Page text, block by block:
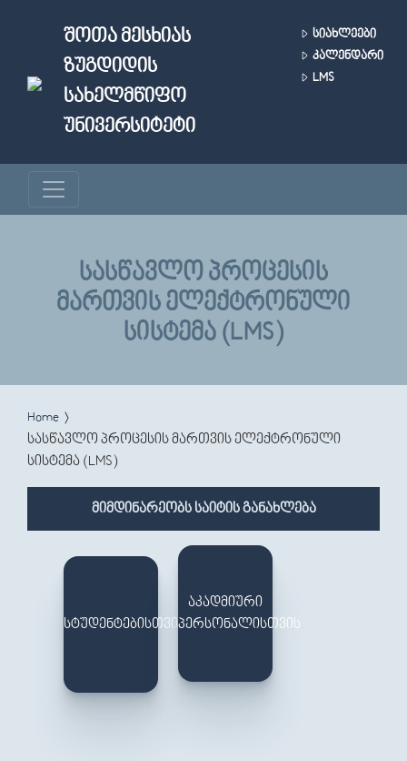
ᲨᲝᲗᲐ ᲛᲔᲡᲮᲘᲐᲡ
ᲖᲣᲒᲓᲘᲓᲘᲡ
ᲡᲐᲮᲔᲚᲛᲬᲘᲤᲝ
ᲣᲜᲘᲕᲔᲠᲡᲘᲢᲔᲢᲘ
ᲡᲘᲐᲮᲚᲔᲔᲑᲘ
ᲙᲐᲚᲔᲜᲓᲐᲠᲘ
LMS
ᲡᲐᲡᲬᲐᲕᲚᲝ ᲞᲠᲝᲪᲔᲡᲘᲡ
ᲛᲐᲠᲗᲕᲘᲡ ᲔᲚᲔᲥᲢᲠᲝᲜᲣᲚᲘ
ᲡᲘᲡᲢᲔᲛᲐ (LMS)
You are here
Home
სასწავლო პროცესის მართვის ელექტრონული
სისტემა (LMS)
მიმდინარეობს საიტის განახლება
ᲡᲢᲣᲓᲔᲜᲢᲔᲑᲘᲡᲗᲕᲘᲡ
ᲐᲙᲐᲓᲛᲘᲣᲠᲘ
ᲞᲔᲠᲡᲝᲜᲐᲚᲘᲡᲗᲕᲘᲡ